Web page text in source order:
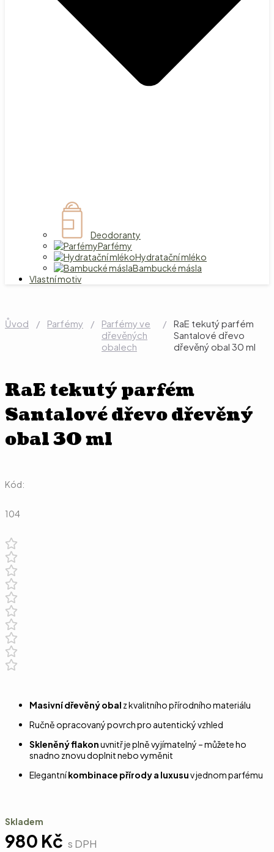
Deodoranty
Parfémy
Hydratační mléko
Bambucké másla
Vlastní motiv
Ůvod / Parfémy /
Parfémy ve
dřevěných
obalech
/
RaE tekutý parfém
Santalové dřevo
dřevěný obal 30 ml
RaE tekutý parfém
Santalové dřevo dřevěný
obal 30 ml
Kód:
104
Masivní dřevěný obal z kvalitního přírodního materiálu
Ručně opracovaný povrch pro autentický vzhled
Skleněný flakonuvnitř je plně vyjímatelný – můžete ho
snadno znovu doplnit nebo vyměnit
Elegantníkombinace přírody a luxusuv jednom parfému
Skladem
980 Kč s DPH